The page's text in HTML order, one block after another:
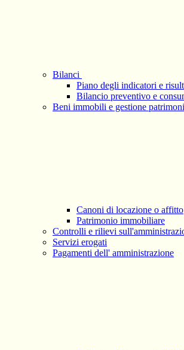
Bilanci
Piano degli indicatori e
Bilancio preventivo e
Beni immobili e gestione
Canoni di locazione o affitto
Patrimonio immobiliare
Controlli e rilievi
Servizi erogati
Pagamenti dell' amministrazione